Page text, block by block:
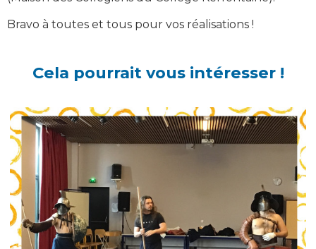
Bravo à toutes et tous pour vos réalisations !
Cela pourrait vous intéresser !